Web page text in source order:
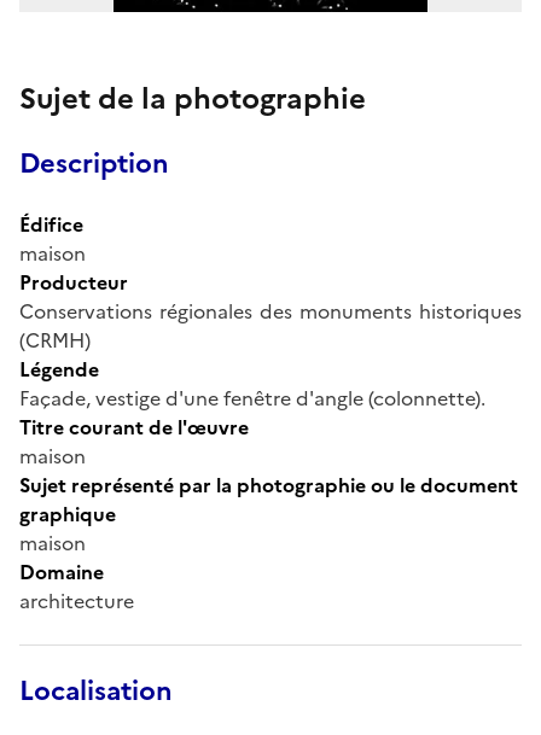
Sujet de la photographie
Description
Édifice
maison
Producteur
Conservations régionales des monuments historiques
(CRMH)
Légende
Façade, vestige d'une fenêtre d'angle (colonnette).
Titre courant de l'œuvre
maison
Sujet représenté par la photographie ou le document
graphique
maison
Domaine
architecture
Localisation